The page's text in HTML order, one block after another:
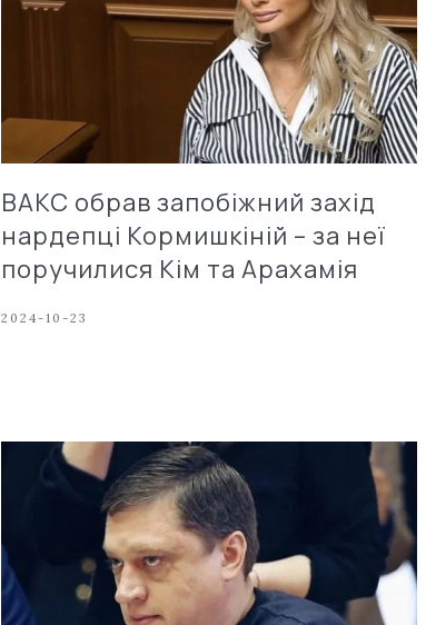
ВАКС обрав запобіжний захід
нардепці Кормишкіній – за неї
поручилися Кім та Арахамія
2024-10-23